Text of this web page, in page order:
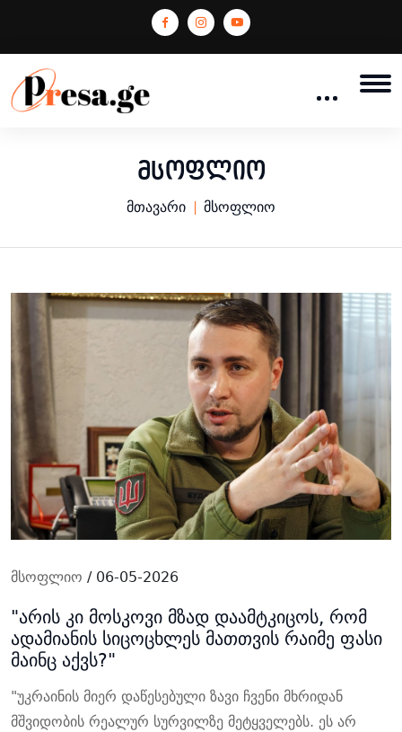
მსოფლიო
მთავარი მსოფლიო
მსოფლიო / 06-05-2026
"არის კი მოსკოვი მზად დაამტკიცოს, რომ
ადამიანის სიცოცხლეს მათთვის რაიმე ფასი
მაინც აქვს?"
"უკრაინის მიერ დაწესებული ზავი ჩვენი მხრიდან
მშვიდობის რეალურ სურვილზე მეტყველებს. ეს არ